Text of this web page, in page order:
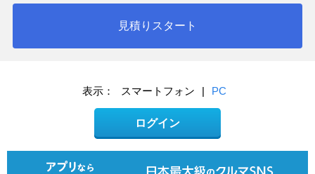
見積りスタート
表示： スマートフォン | PC
ログイン